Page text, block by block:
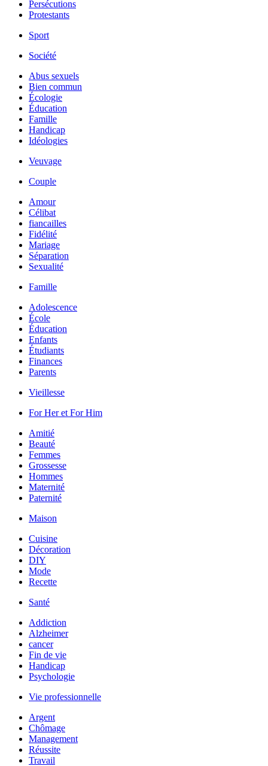
Persécutions
Protestants
Sport
Société
Abus sexuels
Bien commun
Écologie
Éducation
Famille
Handicap
Idéologies
Veuvage
Couple
Amour
Célibat
fiancailles
Fidélité
Mariage
Séparation
Sexualité
Famille
Adolescence
École
Éducation
Enfants
Étudiants
Finances
Parents
Vieillesse
For Her et For Him
Amitié
Beauté
Femmes
Grossesse
Hommes
Maternité
Paternité
Maison
Cuisine
Décoration
DIY
Mode
Recette
Santé
Addiction
Alzheimer
cancer
Fin de vie
Handicap
Psychologie
Vie professionnelle
Argent
Chômage
Management
Réussite
Travail